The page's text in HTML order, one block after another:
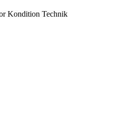
Kondition Technik